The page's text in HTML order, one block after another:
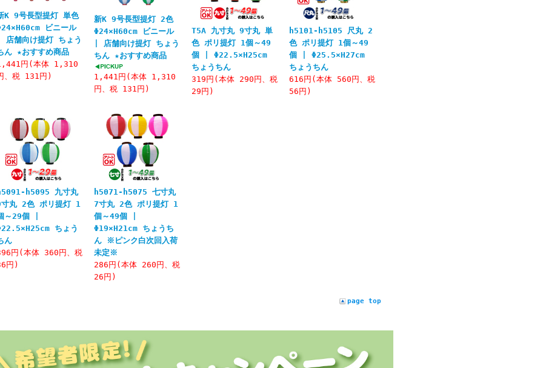
K 9号長型提灯 単色
ビニール
舗向け提灯 ちょう
ん ★おすすめ商品
円(本体 1,310
、税 131円)
新K 9号長型提灯 2色
Φ24×H60cm ビニール
| 店舗向け提灯 ちょう
ちん ★おすすめ商品
1,441円(本体 1,310
円、税 131円)
T5A 九寸丸 9寸丸 単
色 ポリ提灯 1個～49
個 | Φ22.5×H25cm
ちょうちん
319円(本体 290円、税
29円)
h5101-h5105 尺丸 2
色 ポリ提灯 1個～49
個 | Φ25.5×H27cm
ちょうちん
616円(本体 560円、税
56円)
h5095 九寸丸
寸丸 2色 ポリ提灯 1
～29個 |
ちょう
ん
円(本体 360円、税
円)
h5071-h5075 七寸丸
7寸丸 2色 ポリ提灯 1
個～49個 |
Φ19×H21cm ちょうち
ん ※ピンク白次回入荷
未定※
286円(本体 260円、税
26円)
page top